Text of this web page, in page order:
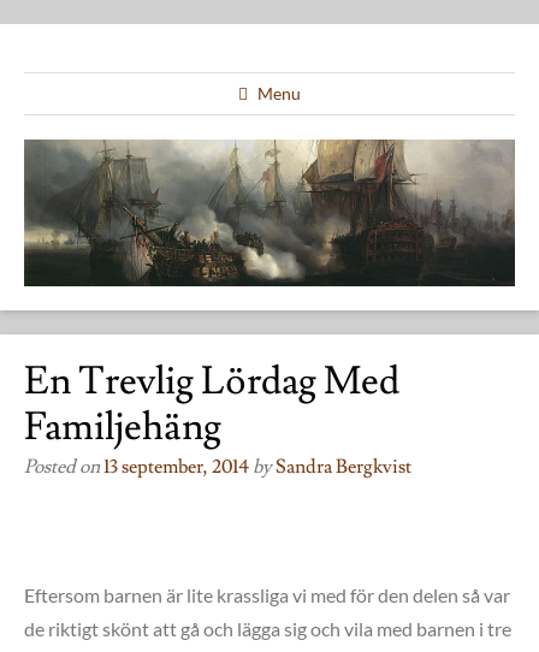
Menu
En Trevlig Lördag Med
Familjehäng
Posted on13 september, 2014 bySandra Bergkvist
Eftersom barnen är lite krassliga vi med för den delen så var
de riktigt skönt att gå och lägga sig och vila med barnen i tre